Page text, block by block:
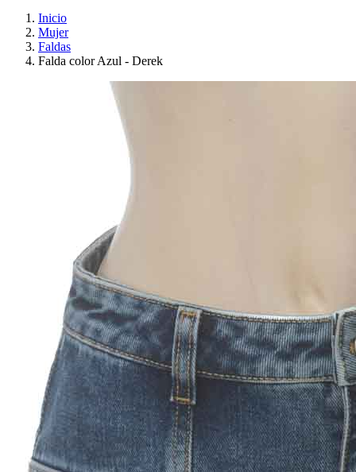
Inicio
Mujer
Faldas
Falda color Azul - Derek